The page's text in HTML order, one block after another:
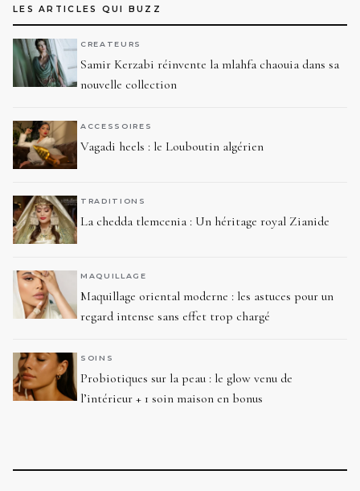
LES ARTICLES QUI BUZZ
CREATEURS
Samir Kerzabi réinvente la mlahfa chaouia dans sa
nouvelle collection
ACCESSOIRES
Vagadi heels : le Louboutin algérien
TRADITIONS
La chedda tlemcenia : Un héritage royal Zianide
MAQUILLAGE
Maquillage oriental moderne : les astuces pour un
regard intense sans effet trop chargé
SOINS
Probiotiques sur la peau : le glow venu de
l’intérieur + 1 soin maison en bonus